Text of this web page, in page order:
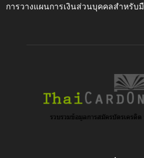
การวางแผนการเงินส่วนบุคคลสำหรับ